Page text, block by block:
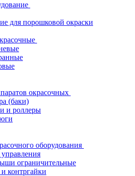
для порошковой окраски
окрасочных
(баки)
и роллеры
оборудования
ограничительные
контргайки